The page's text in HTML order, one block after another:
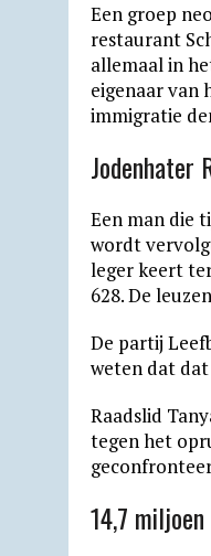
Een groep
restaurant
allemaal in
eigenaar van
immigratie
Jodenhater
Een man die
wordt
leger keert
628. De
De partij
weten dat
Raadslid
tegen het
14,7